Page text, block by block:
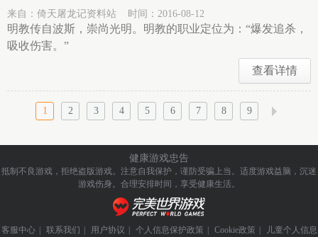
来自：倚天屠龙记资料站 时间：2016-08-12
明教传自波斯，崇尚光明。明教的职业定位为：“爆发追杀，
吸收伤害。”
查看详情
1 2 3 4 5 6 7 8 9
健康游戏忠告
抵制不良游戏，拒绝盗版游戏。注意自我保护，谨防受骗上当。 适度游戏益脑，沉迷
游戏伤身。合理安排时间，享受健康生活。
客服中心 | 联系我们 | 用户协议 | 个人信息保护政策 | Cookie政策 | 儿童个人信息